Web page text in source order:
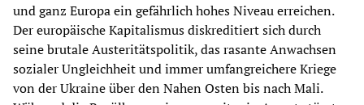
und ganz Europa ein gefährlich hohes Niveau erreichen.
Der europäische Kapitalismus diskreditiert sich durch
seine brutale Austeritätspolitik, das rasante Anwachsen
sozialer Ungleichheit und immer umfangreichere Kriege
von der Ukraine über den Nahen Osten bis nach Mali.